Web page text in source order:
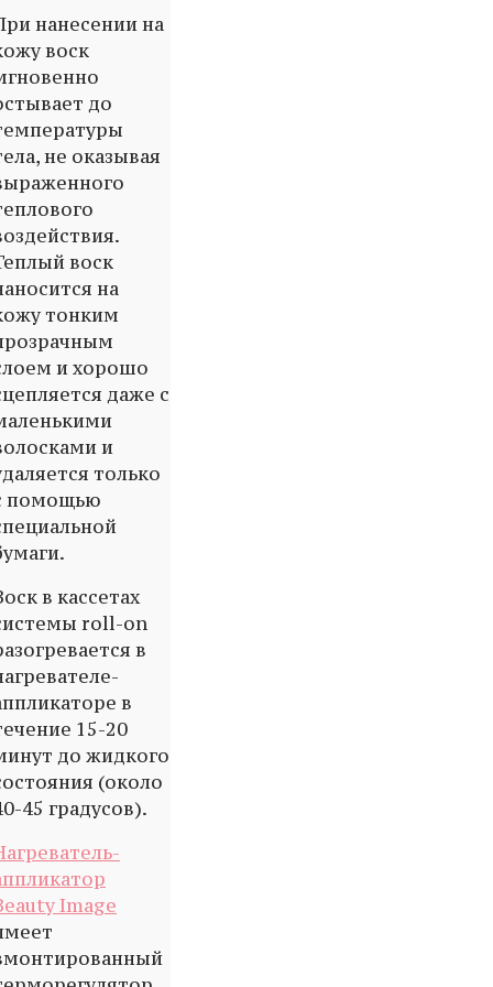
нанесении на
воск
до
не оказывая
воск
на
тонким
и хорошо
даже с
и
только
помощью
в кассетах
roll-on
в
в
15-20
до жидкого
(около
45 градусов).
Image